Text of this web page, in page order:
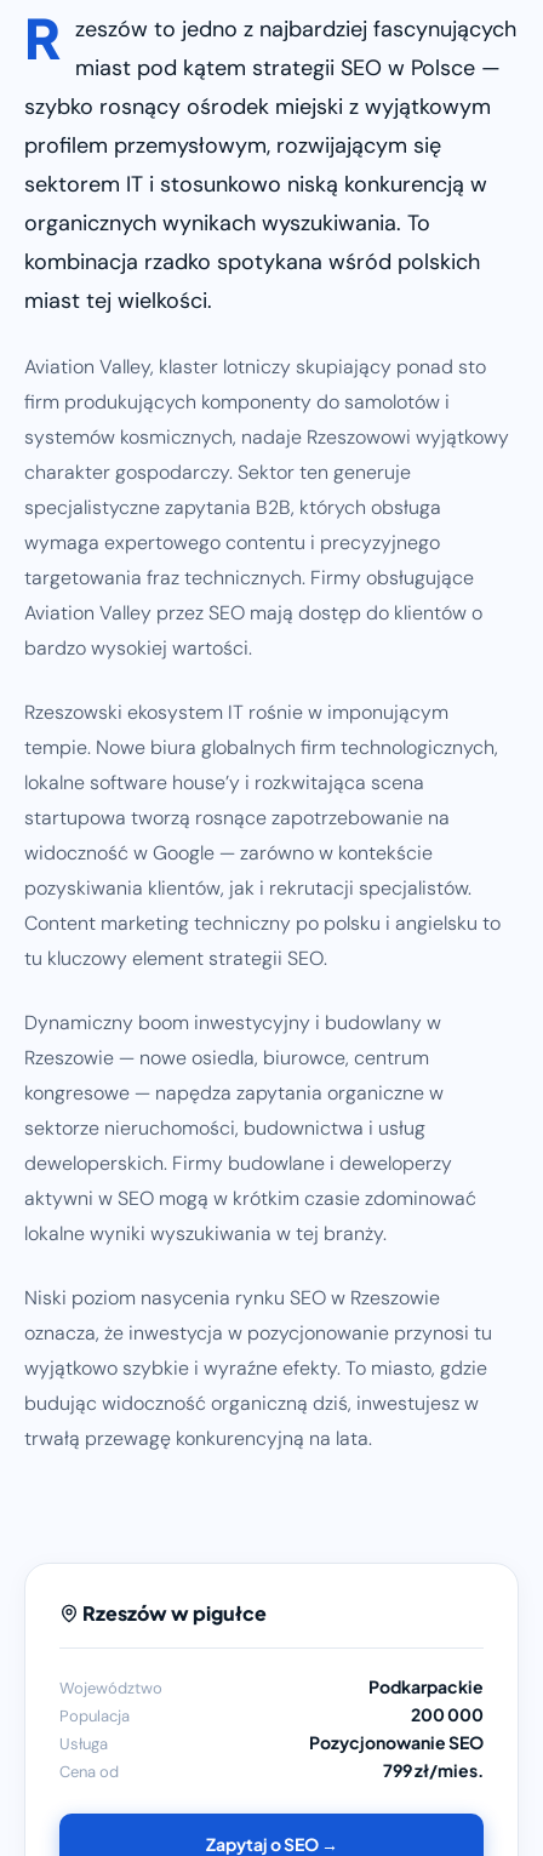
R zeszów to jedno z najbardziej fascynujących
miast pod kątem strategii SEO w Polsce —
szybko rosnący ośrodek miejski z wyjątkowym
profilem przemysłowym, rozwijającym się
sektorem IT i stosunkowo niską konkurencją w
organicznych wynikach wyszukiwania. To
kombinacja rzadko spotykana wśród polskich
miast tej wielkości.
Aviation Valley, klaster lotniczy skupiający ponad sto
firm produkujących komponenty do samolotów i
systemów kosmicznych, nadaje Rzeszowowi wyjątkowy
charakter gospodarczy. Sektor ten generuje
specjalistyczne zapytania B2B, których obsługa
wymaga expertowego contentu i precyzyjnego
targetowania fraz technicznych. Firmy obsługujące
Aviation Valley przez SEO mają dostęp do klientów o
bardzo wysokiej wartości.
Rzeszowski ekosystem IT rośnie w imponującym
tempie. Nowe biura globalnych firm technologicznych,
lokalne software house’y i rozkwitająca scena
startupowa tworzą rosnące zapotrzebowanie na
widoczność w Google — zarówno w kontekście
pozyskiwania klientów, jak i rekrutacji specjalistów.
Content marketing techniczny po polsku i angielsku to
tu kluczowy element strategii SEO.
Dynamiczny boom inwestycyjny i budowlany w
Rzeszowie — nowe osiedla, biurowce, centrum
kongresowe — napędza zapytania organiczne w
sektorze nieruchomości, budownictwa i usług
deweloperskich. Firmy budowlane i deweloperzy
aktywni w SEO mogą w krótkim czasie zdominować
lokalne wyniki wyszukiwania w tej branży.
Niski poziom nasycenia rynku SEO w Rzeszowie
oznacza, że inwestycja w pozycjonowanie przynosi tu
wyjątkowo szybkie i wyraźne efekty. To miasto, gdzie
budując widoczność organiczną dziś, inwestujesz w
trwałą przewagę konkurencyjną na lata.
Rzeszów w pigułce
Województwo Podkarpackie
Populacja 200 000
Usługa Pozycjonowanie SEO
Cena od 799 zł/mies.
Zapytaj o SEO →